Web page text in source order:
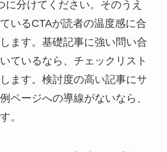
に分けてください。そのうえ
いるCTAが読者の温度感に合
ます。基礎記事に強い問い合
ているなら、チェックリスト
ます。検討度の高い記事にサ
ページへの導線がないなら、
。